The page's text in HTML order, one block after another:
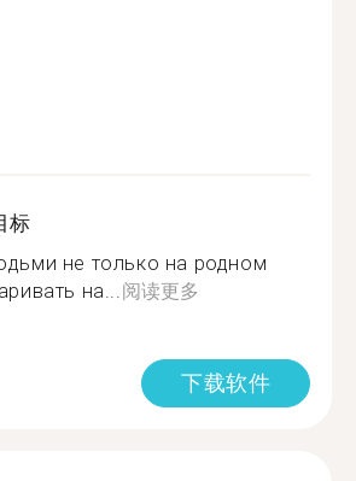
标
не только на родном
на...阅读更多
下载软件